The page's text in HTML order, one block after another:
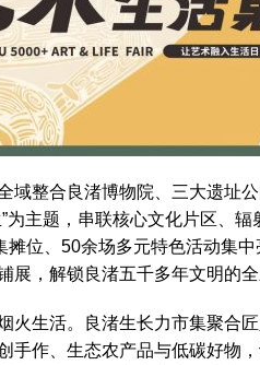
域整合良渚博物院、三大遗址
为主题，串联核心文化片区、
摊位、50余场多元特色活动集
展，解锁良渚五千多年文明的全
火生活。良渚生长力市集聚合
手作、生态农产品与低碳好物